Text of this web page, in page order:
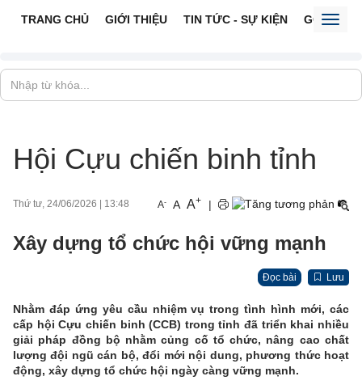
TRANG CHỦ GIỚI THIỆU TIN TỨC - SỰ KIỆN GÓP Ý
Hội Cựu chiến binh tỉnh
Thứ tư, 24/06/2026 13:48 A- A A+ |
Xây dựng tổ chức hội vững mạnh
Đọc bài Lưu
Nhằm đáp ứng yêu cầu nhiệm vụ trong tình hình mới, các
cấp hội Cựu chiến binh (CCB) trong tỉnh đã triển khai nhiều
giải pháp đồng bộ nhằm củng cố tổ chức, nâng cao chất
lượng đội ngũ cán bộ, đổi mới nội dung, phương thức hoạt
động, xây dựng tổ chức hội ngày càng vững mạnh.